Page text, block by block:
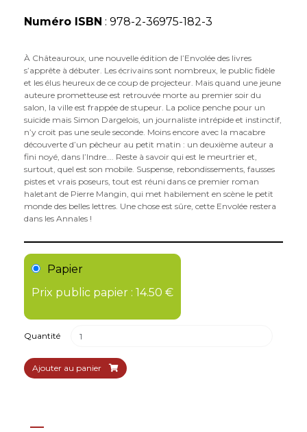
Numéro ISBN : 978-2-36975-182-3
À Châteauroux, une nouvelle édition de l’Envolée des livres
s’apprête à débuter. Les écrivains sont nombreux, le public fidèle
et les élus heureux de ce coup de projecteur. Mais quand une jeune
auteure prometteuse est retrouvée morte au premier soir du
salon, la ville est frappée de stupeur. La police penche pour un
suicide mais Simon Dargelois, un journaliste intrépide et instinctif,
n’y croit pas une seule seconde. Moins encore avec la macabre
découverte d’un pêcheur au petit matin : un deuxième auteur a
fini noyé, dans l’Indre…. Reste à savoir qui est le meurtrier et,
surtout, quel est son mobile. Suspense, rebondissements, fausses
pistes et vrais poseurs, tout est réuni dans ce premier roman
haletant de Pierre Mangin, qui met habilement en scène le petit
monde des belles lettres. Une chose est sûre, cette Envolée restera
dans les Annales !
Papier
Prix public papier : 14.50 €
Quantité
Ajouter au panier